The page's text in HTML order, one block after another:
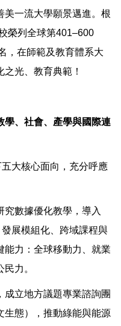
美一流大學願景邁進。根
榮列全球第401–600
，在師範及教育體系大
光、教育典範！
學、社會、產學與國際連
大核心面向，充分呼應
數據優化教學，導入
展模組化、跨域課程與
能力：全球移動力、就業
力。
成立地方議題專業諮詢團
生態），推動綠能與能源